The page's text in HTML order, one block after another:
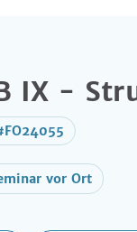
IX -
vor Ort